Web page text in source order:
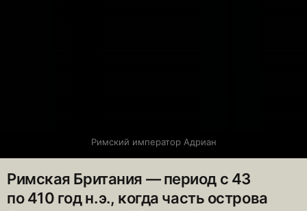
Римский император Адриан
Римская Британия — ​период с 43
по 410 год н. э., когда часть острова